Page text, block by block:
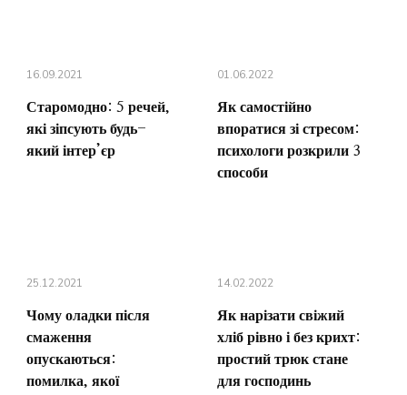
16.09.2021
Старомодно: 5 речей,
які зіпсують будь-
який інтер’єр
01.06.2022
Як самостійно
впоратися зі стресом:
психологи розкрили 3
способи
25.12.2021
Чому оладки після
смаження
опускаються:
помилка, якої
14.02.2022
Як нарізати свіжий
хліб рівно і без крихт:
простий трюк стане
для господинь